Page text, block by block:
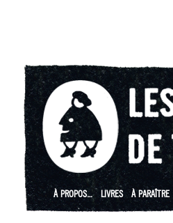
À PROPOS… LIVRES À PARAÎTRE